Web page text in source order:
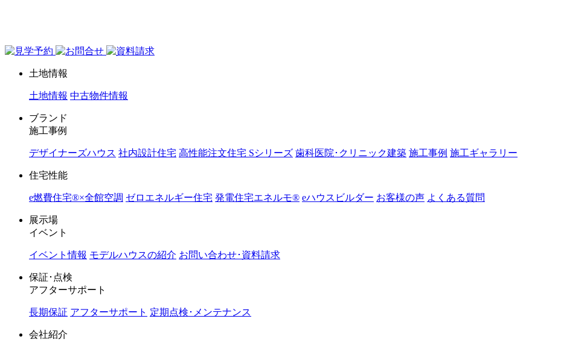
土地情報
土地情報 中古物件情報
ブランド
施工事例
デザイナーズハウス 社内設計住宅 高性能注文住宅 Sシリーズ 歯科医院･クリニック建築 施工事例 施工ギャラリー
住宅性能
e燃費住宅®︎×全館空調 ゼロエネルギー住宅 発電住宅エネルモ®︎ eハウスビルダー お客様の声 よくある質問
展示場
イベント
イベント情報 モデルハウスの紹介 お問い合わせ･資料請求
保証･点検
アフターサポート
長期保証 アフターサポート 定期点検･メンテナンス
会社紹介